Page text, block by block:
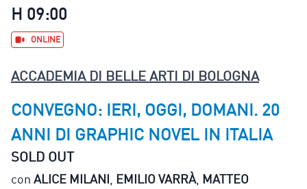
H 09:00
ONLINE
ACCADEMIA DI BELLE ARTI DI BOLOGNA
CONVEGNO: IERI, OGGI, DOMANI. 20
ANNI DI GRAPHIC NOVEL IN ITALIA
SOLD OUT
con ALICE MILANI EMILIO VARRÀ, MATTEO